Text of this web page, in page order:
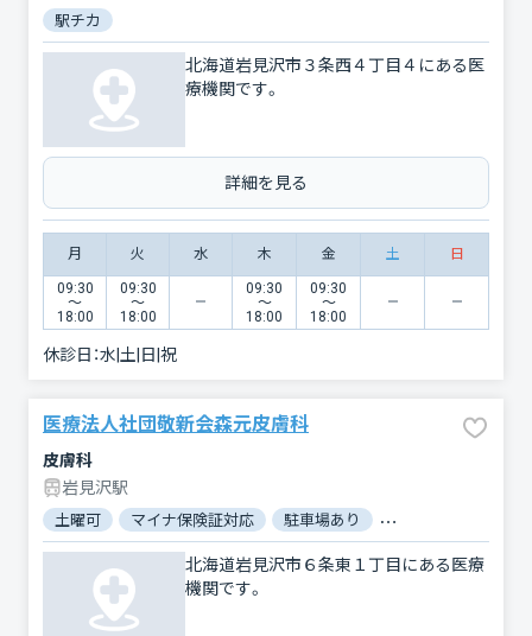
駅チカ
北海道岩見沢市３条西４丁目４にある医
療機関です。
詳細を見る
月 火 水 木 金 土 日
09:30
〜
18:00
09:30
〜
18:00
09:30
〜
18:00
09:30
〜
18:00
休診日：水|土|日|祝
医療法人社団敬新会森元皮膚科
皮膚科
岩見沢駅
土曜可 マイナ保険証対応 駐車場あり バリアフリー
北海道岩見沢市６条東１丁目にある医療
機関です。